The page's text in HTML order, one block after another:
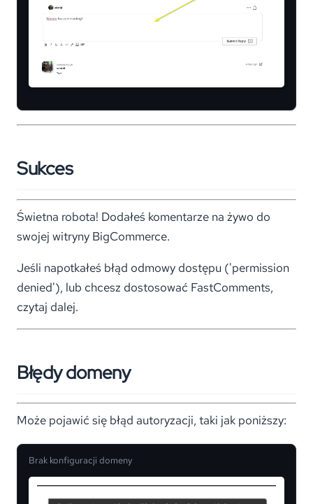
Sukces
Świetna robota! Dodałeś komentarze na żywo do
swojej witryny BigCommerce.
Jeśli napotkałeś błąd odmowy dostępu ('permission
denied'), lub chcesz dostosować FastComments,
czytaj dalej.
Błędy domeny
Może pojawić się błąd autoryzacji, taki jak poniższy:
Brak konfiguracji domeny